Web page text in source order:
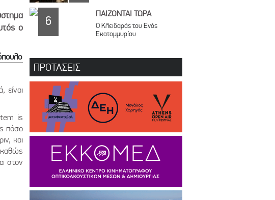
ο
είναι
is
πόσο
και
καθώς
στον
6 ΠΑΙΖΟΝΤΑΙ ΤΩΡΑ
Ο Κλειδαράς του Ενός
Εκατομμυρίου
ΠΡΟΤΑΣΕΙΣ